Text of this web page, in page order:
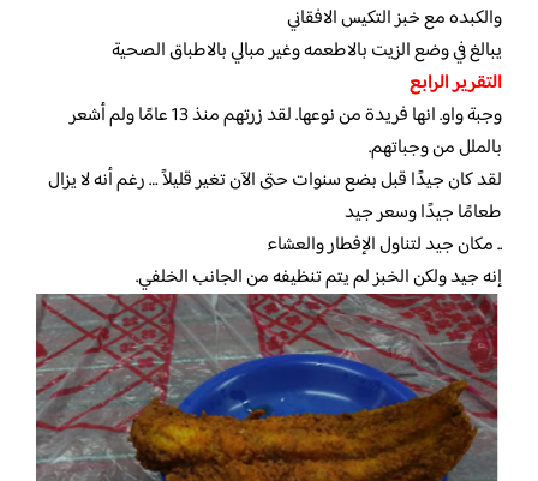
والكبده مع خبز التكيس الافقاني
يبالغ في وضع الزيت بالاطعمه وغير مبالي بالاطباق الصحية
التقرير الرابع
وجبة واو. انها فريدة من نوعها. لقد زرتهم منذ 13 عامًا ولم أشعر
بالملل من وجباتهم.
لقد كان جيدًا قبل بضع سنوات حتى الآن تغير قليلاً … رغم أنه لا يزال
طعامًا جيدًا وسعر جيد
.. مكان جيد لتناول الإفطار والعشاء
إنه جيد ولكن الخبز لم يتم تنظيفه من الجانب الخلفي.